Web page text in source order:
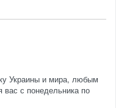
Украины и мира, любым
с понедельника по